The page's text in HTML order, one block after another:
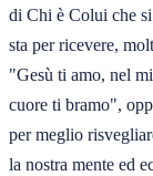
di Chi è Colui che si
sta per ricevere,
"Gesù ti amo, nel
cuore ti bramo",
per meglio
la nostra mente ed